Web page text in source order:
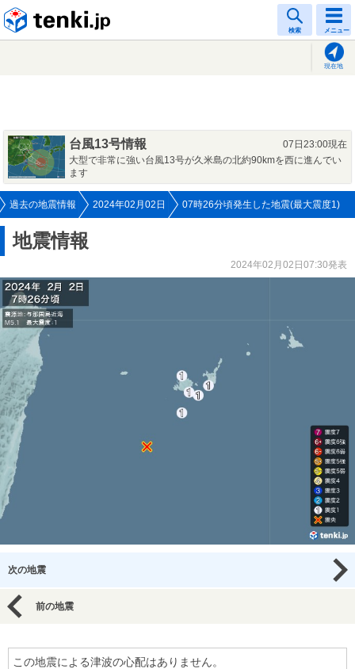
検索 メニュー
現在地
台風13号情報
07日23:00現在
大型で非常に強い台風13号が久米島の北約90kmを西に進んでい
ます
過去の地震情報 2024年02月02日 07時26分頃発生した地震(最大震度1)
地震情報
2024年02月02日07:30発表
次の地震
前の地震
この地震による津波の心配はありません。